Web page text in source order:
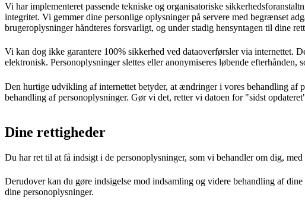
Vi har implementeret passende tekniske og organisatoriske
integritet. Vi gemmer dine personlige oplysninger på servere med begrænset
brugeroplysninger håndteres forsvarligt, og under stadig hensyntagen til dine
Vi kan dog ikke garantere 100% sikkerhed ved dataoverførsler via internettet.
elektronisk. Personoplysninger slettes eller anonymiseres løbende efterhånden,
Den hurtige udvikling af internettet betyder, at ændringer i vores behandling
behandling af personoplysninger. Gør vi det, retter vi datoen for "sidst
Dine rettigheder
Du har ret til at få indsigt i de personoplysninger, som vi behandler om dig,
Derudover kan du gøre indsigelse mod indsamling og videre behandling af
dine personoplysninger.